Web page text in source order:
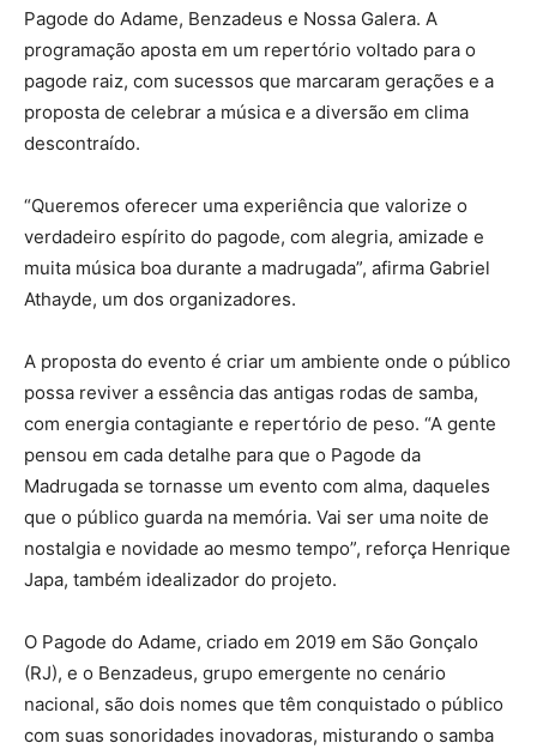
Pagode do Adame, Benzadeus e Nossa Galera. A
programação aposta em um repertório voltado para o
pagode raiz, com sucessos que marcaram gerações e a
proposta de celebrar a música e a diversão em clima
descontraído.
“Queremos oferecer uma experiência que valorize o
verdadeiro espírito do pagode, com alegria, amizade e
muita música boa durante a madrugada”, afirma Gabriel
Athayde, um dos organizadores.
A proposta do evento é criar um ambiente onde o público
possa reviver a essência das antigas rodas de samba,
com energia contagiante e repertório de peso. “A gente
pensou em cada detalhe para que o Pagode da
Madrugada se tornasse um evento com alma, daqueles
que o público guarda na memória. Vai ser uma noite de
nostalgia e novidade ao mesmo tempo”, reforça Henrique
Japa, também idealizador do projeto.
O Pagode do Adame, criado em 2019 em São Gonçalo
(RJ), e o Benzadeus, grupo emergente no cenário
nacional, são dois nomes que têm conquistado o público
com suas sonoridades inovadoras, misturando o samba